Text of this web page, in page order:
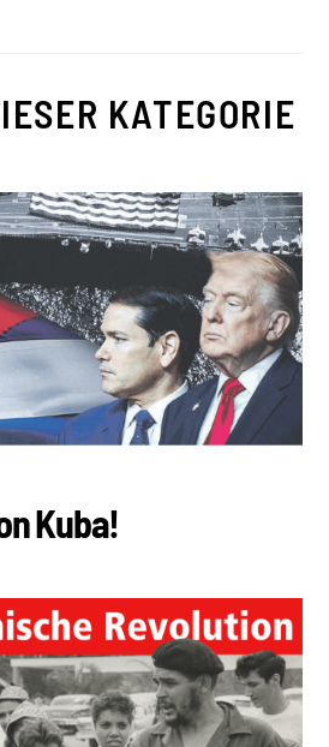
KATEGORIE
Kuba!